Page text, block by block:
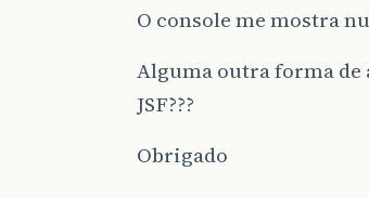
O console me mostra
Alguma outra forma
JSF???
Obrigado